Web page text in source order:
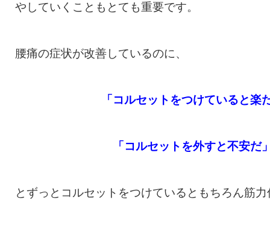
やしていくこともとても重要です。
腰痛の症状が改善しているのに、
「コルセットをつけていると楽
「コルセットを外すと不安だ
とずっとコルセットをつけているともちろん筋